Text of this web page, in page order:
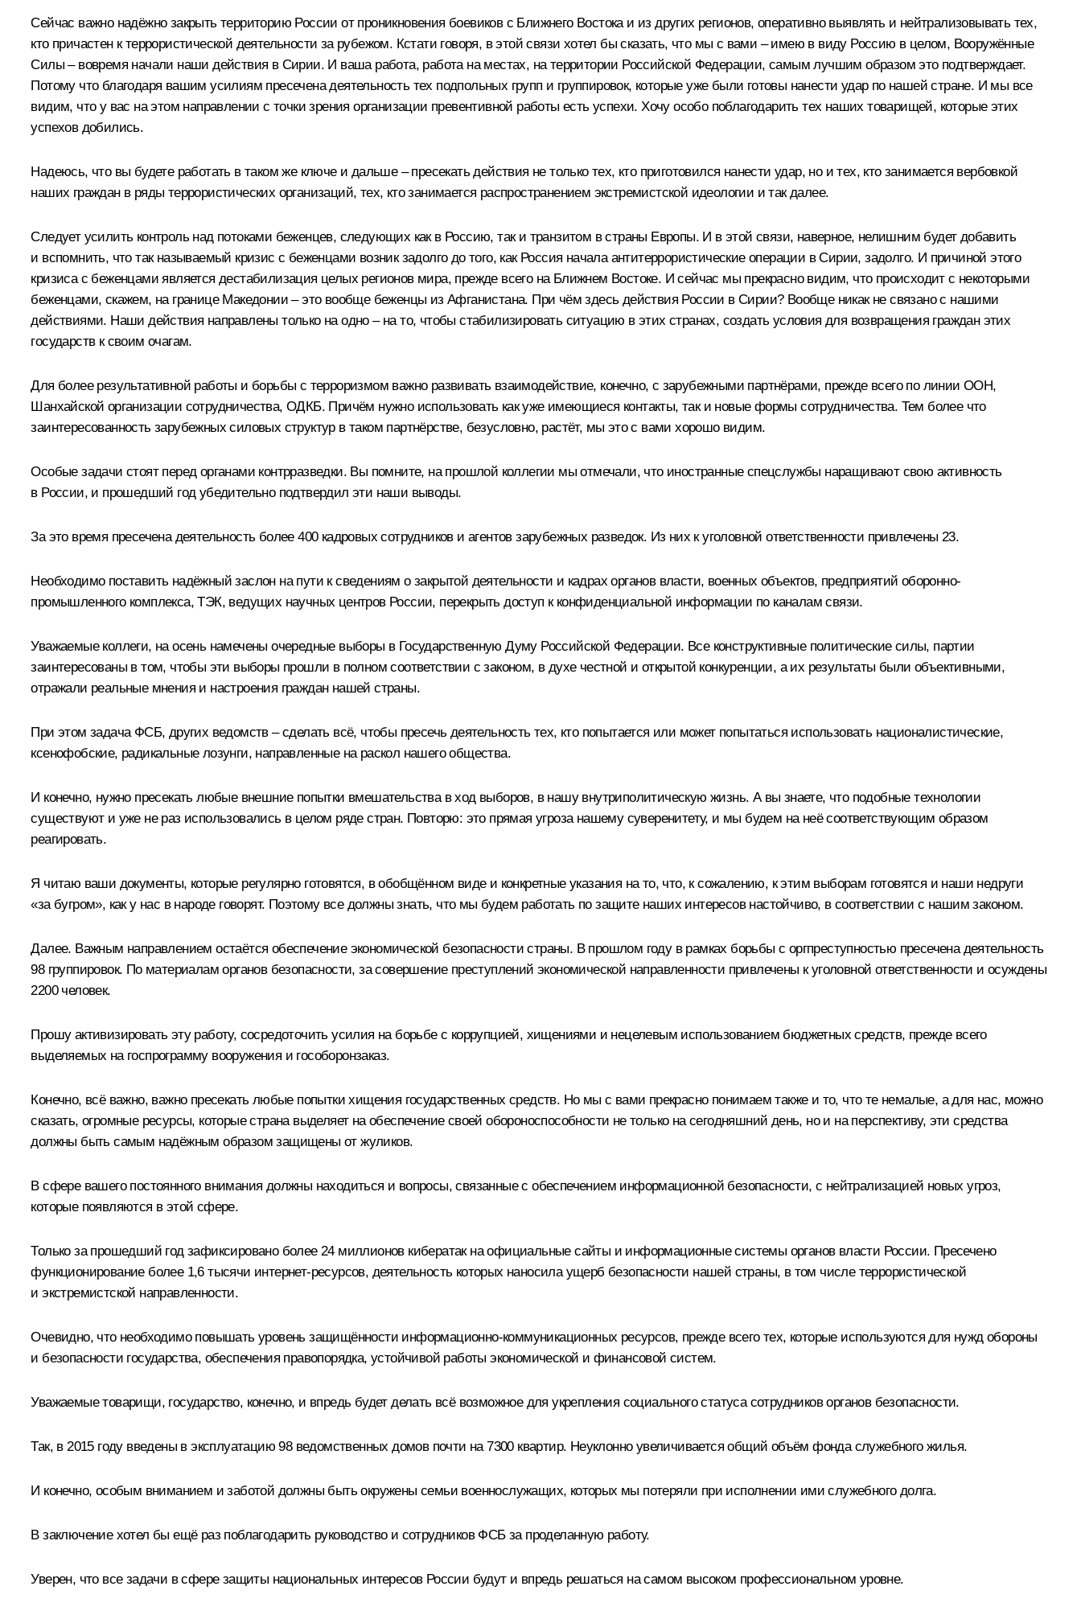
Сейчас важно надёжно закрыть территорию России от проникновения боевиков с Ближнего Востока и из других регионов, оперативно выявлять и нейтрализовывать тех,
кто причастен к террористической деятельности за рубежом. Кстати говоря, в этой связи хотел бы сказать, что мы с вами – имею в виду Россию в целом, Вооружённые
Силы – вовремя начали наши действия в Сирии. И ваша работа, работа на местах, на территории Российской Федерации, самым лучшим образом это подтверждает.
Потому что благодаря вашим усилиям пресечена деятельность тех подпольных групп и группировок, которые уже были готовы нанести удар по нашей стране. И мы все
видим, что у вас на этом направлении с точки зрения организации превентивной работы есть успехи. Хочу особо поблагодарить тех наших товарищей, которые этих
успехов добились.
Надеюсь, что вы будете работать в таком же ключе и дальше – пресекать действия не только тех, кто приготовился нанести удар, но и тех, кто занимается вербовкой
наших граждан в ряды террористических организаций, тех, кто занимается распространением экстремистской идеологии и так далее.
Следует усилить контроль над потоками беженцев, следующих как в Россию, так и транзитом в страны Европы. И в этой связи, наверное, нелишним будет добавить
и вспомнить, что так называемый кризис с беженцами возник задолго до того, как Россия начала антитеррористические операции в Сирии, задолго. И причиной этого
кризиса с беженцами является дестабилизация целых регионов мира, прежде всего на Ближнем Востоке. И сейчас мы прекрасно видим, что происходит с некоторыми
беженцами, скажем, на границе Македонии – это вообще беженцы из Афганистана. При чём здесь действия России в Сирии? Вообще никак не связано с нашими
действиями. Наши действия направлены только на одно – на то, чтобы стабилизировать ситуацию в этих странах, создать условия для возвращения граждан этих
государств к своим очагам.
Для более результативной работы и борьбы с терроризмом важно развивать взаимодействие, конечно, с зарубежными партнёрами, прежде всего по линии ООН,
Шанхайской организации сотрудничества, ОДКБ. Причём нужно использовать как уже имеющиеся контакты, так и новые формы сотрудничества. Тем более что
заинтересованность зарубежных силовых структур в таком партнёрстве, безусловно, растёт, мы это с вами хорошо видим.
Особые задачи стоят перед органами контрразведки. Вы помните, на прошлой коллегии мы отмечали, что иностранные спецслужбы наращивают свою активность
в России, и прошедший год убедительно подтвердил эти наши выводы.
За это время пресечена деятельность более 400 кадровых сотрудников и агентов зарубежных разведок. Из них к уголовной ответственности привлечены 23.
Необходимо поставить надёжный заслон на пути к сведениям о закрытой деятельности и кадрах органов власти, военных объектов, предприятий оборонно-
промышленного комплекса, ТЭК, ведущих научных центров России, перекрыть доступ к конфиденциальной информации по каналам связи.
Уважаемые коллеги, на осень намечены очередные выборы в Государственную Думу Российской Федерации. Все конструктивные политические силы, партии
заинтересованы в том, чтобы эти выборы прошли в полном соответствии с законом, в духе честной и открытой конкуренции, а их результаты были объективными,
отражали реальные мнения и настроения граждан нашей страны.
При этом задача ФСБ, других ведомств – сделать всё, чтобы пресечь деятельность тех, кто попытается или может попытаться использовать националистические,
ксенофобские, радикальные лозунги, направленные на раскол нашего общества.
И конечно, нужно пресекать любые внешние попытки вмешательства в ход выборов, в нашу внутриполитическую жизнь. А вы знаете, что подобные технологии
существуют и уже не раз использовались в целом ряде стран. Повторю: это прямая угроза нашему суверенитету, и мы будем на неё соответствующим образом
реагировать.
Я читаю ваши документы, которые регулярно готовятся, в обобщённом виде и конкретные указания на то, что, к сожалению, к этим выборам готовятся и наши недруги
«за бугром», как у нас в народе говорят. Поэтому все должны знать, что мы будем работать по защите наших интересов настойчиво, в соответствии с нашим законом.
Далее. Важным направлением остаётся обеспечение экономической безопасности страны. В прошлом году в рамках борьбы с оргпреступностью пресечена деятельность
98 группировок. По материалам органов безопасности, за совершение преступлений экономической направленности привлечены к уголовной ответственности и осуждены
2200 человек.
Прошу активизировать эту работу, сосредоточить усилия на борьбе с коррупцией, хищениями и нецелевым использованием бюджетных средств, прежде всего
выделяемых на госпрограмму вооружения и гособоронзаказ.
Конечно, всё важно, важно пресекать любые попытки хищения государственных средств. Но мы с вами прекрасно понимаем также и то, что те немалые, а для нас, можно
сказать, огромные ресурсы, которые страна выделяет на обеспечение своей обороноспособности не только на сегодняшний день, но и на перспективу, эти средства
должны быть самым надёжным образом защищены от жуликов.
В сфере вашего постоянного внимания должны находиться и вопросы, связанные с обеспечением информационной безопасности, с нейтрализацией новых угроз,
которые появляются в этой сфере.
Только за прошедший год зафиксировано более 24 миллионов кибератак на официальные сайты и информационные системы органов власти России. Пресечено
функционирование более 1,6 тысячи интернет-ресурсов, деятельность которых наносила ущерб безопасности нашей страны, в том числе террористической
и экстремистской направленности.
Очевидно, что необходимо повышать уровень защищённости информационно-коммуникационных ресурсов, прежде всего тех, которые используются для нужд обороны
и безопасности государства, обеспечения правопорядка, устойчивой работы экономической и финансовой систем.
Уважаемые товарищи, государство, конечно, и впредь будет делать всё возможное для укрепления социального статуса сотрудников органов безопасности.
Так, в 2015 году введены в эксплуатацию 98 ведомственных домов почти на 7300 квартир. Неуклонно увеличивается общий объём фонда служебного жилья.
И конечно, особым вниманием и заботой должны быть окружены семьи военнослужащих, которых мы потеряли при исполнении ими служебного долга.
В заключение хотел бы ещё раз поблагодарить руководство и сотрудников ФСБ за проделанную работу.
Уверен, что все задачи в сфере защиты национальных интересов России будут и впредь решаться на самом высоком профессиональном уровне.